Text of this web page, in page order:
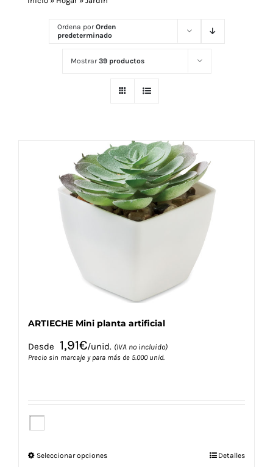
Navidad 🎄 Invierno
WooCommerce Cart
Ordena porOrden
predeterminado
Mostrar39 productos
ARTIECHE Mini planta artificial
Desde 1,91€/unid. (IVA no incluido)
Precio sin marcaje y para más de 5.000 unid.
Seleccionar opcionesEste
Detalles